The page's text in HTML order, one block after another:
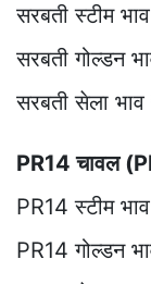
सरबती स्टीम
सरबती गोल्डन
सरबती सेला
PR14 चावल
PR14 स्टीम
PR14 गोल्डन